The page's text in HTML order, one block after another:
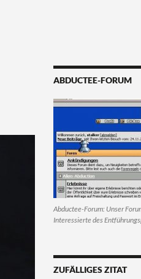
ABDUCTEE-FORUM
Abductee-Forum: Unser
Interessierte des
ZUFÄLLIGES ZITAT